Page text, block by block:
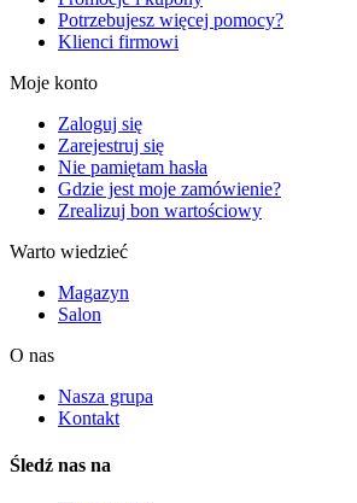
Potrzebujesz więcej pomocy?
Klienci firmowi
Moje konto
Zaloguj się
Zarejestruj się
Nie pamiętam hasła
Gdzie jest moje zamówienie?
Zrealizuj bon wartościowy
Warto wiedzieć
Magazyn
Salon
O nas
Nasza grupa
Kontakt
Śledź nas na